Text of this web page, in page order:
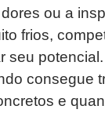
ou a
frios,
seu
consegue
e